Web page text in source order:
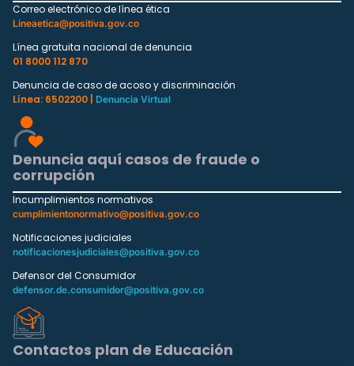
Correo electrónico de línea ética
Lineaetica@positiva.gov.co
Línea gratuita nacional de denuncia
01 8000 112 870
Denuncia de caso de acoso y discriminación
Línea: 6502200 |
Denuncia Virtual
Denuncia aquí casos de fraude o
corrupción
Incumplimientos normativos
cumplimientonormativo@positiva.gov.co
Notificaciones judiciales
notificacionesjudiciales@positiva.gov.co
Defensor del Consumidor
defensor.de.consumidor@positiva.gov.co
Contactos plan de Educación